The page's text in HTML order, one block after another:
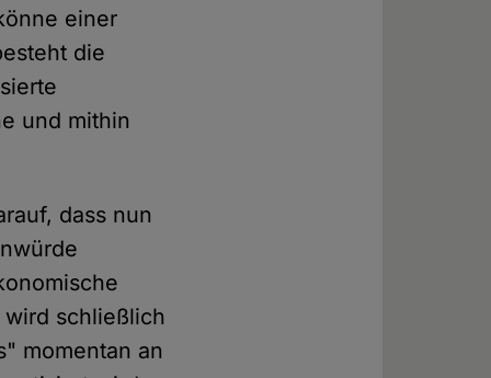
einer
die
und mithin
dass nun
schließlich
momentan an